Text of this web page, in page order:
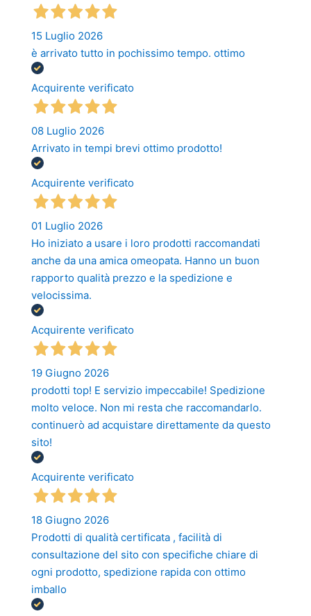
15 Luglio 2026
è arrivato tutto in pochissimo tempo. ottimo
Acquirente verificato
08 Luglio 2026
Arrivato in tempi brevi ottimo prodotto!
Acquirente verificato
01 Luglio 2026
Ho iniziato a usare i loro prodotti raccomandati
anche da una amica omeopata. Hanno un buon
rapporto qualità prezzo e la spedizione e
velocissima.
Acquirente verificato
19 Giugno 2026
prodotti top! E servizio impeccabile! Spedizione
molto veloce. Non mi resta che raccomandarlo.
continuerò ad acquistare direttamente da questo
sito!
Acquirente verificato
18 Giugno 2026
Prodotti di qualità certificata , facilità di
consultazione del sito con specifiche chiare di
ogni prodotto, spedizione rapida con ottimo
imballo